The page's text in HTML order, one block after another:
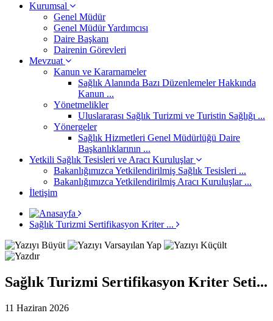
Kurumsal
Genel Müdür
Genel Müdür Yardımcısı
Daire Başkanı
Dairenin Görevleri
Mevzuat
Kanun ve Kararnameler
Sağlık Alanında Bazı Düzenlemeler Hakkında
Kanun ...
Yönetmelikler
Uluslararası Sağlık Turizmi ve Turistin Sağlığı ...
Yönergeler
Sağlık Hizmetleri Genel Müdürlüğü Daire
Başkanlıklarının ...
Yetkili Sağlık Tesisleri ve Aracı Kuruluşlar
Bakanlığımızca Yetkilendirilmiş Sağlık Tesisleri ...
Bakanlığımızca Yetkilendirilmiş Aracı Kuruluşlar ...
İletişim
Sağlık Turizmi Sertifikasyon Kriter ...
Sağlık Turizmi Sertifikasyon Kriter Seti...
11 Haziran 2026